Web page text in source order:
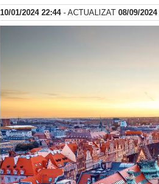
10/01/2024 22:44- ACTUALIZAT 08/09/